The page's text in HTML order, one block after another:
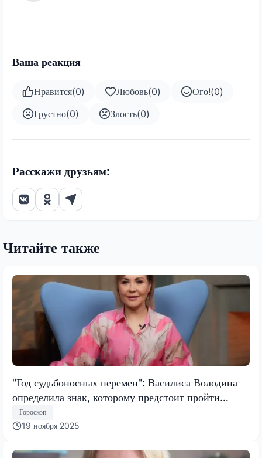
Ваша реакция
Нравится(0) Любовь(0) Ого!(0)
Грустно(0) Злость(0)
Расскажи друзьям:
Читайте также
"Год судьбоносных перемен": Василиса Володина
определила знак, которому предстоит пройти
испытание, меняющее все
Гороскоп
19 ноября 2025